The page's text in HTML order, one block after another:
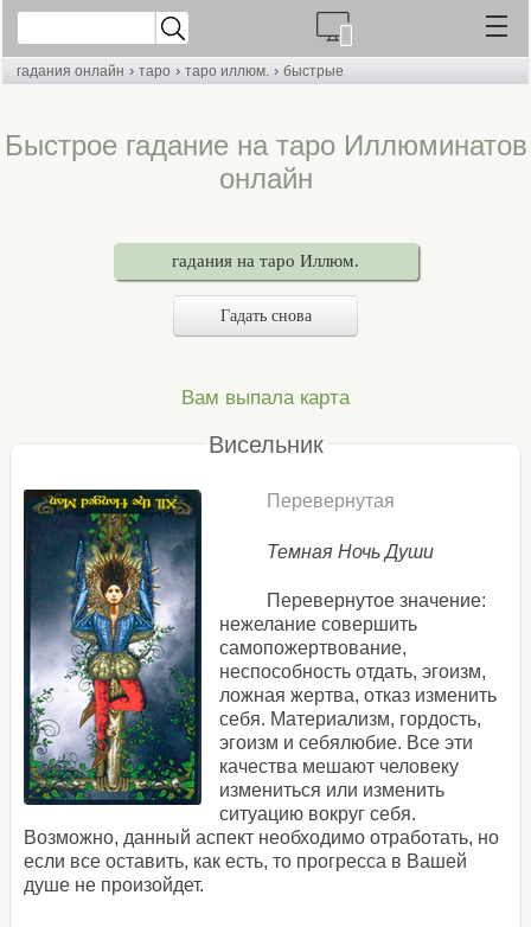
гадания онлайн › таро › таро иллюм. › быстрые
Быстрое гадание на таро Иллюминатов
онлайн
гадания на таро Иллюм.
Гадать снова
Вам выпала карта
Висельник
Перевернутая
Темная Ночь Души
Перевернутое значение:
нежелание совершить
самопожертвование,
неспособность отдать, эгоизм,
ложная жертва, отказ изменить
себя. Материализм, гордость,
эгоизм и себялюбие. Все эти
качества мешают человеку
измениться или изменить
ситуацию вокруг себя.
Возможно, данный аспект необходимо отработать, но
если все оставить, как есть, то прогресса в Вашей
душе не произойдет.